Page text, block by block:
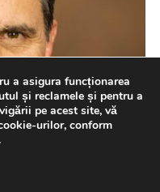
a asigura funcționarea
și reclamele și pentru a
pe acest site, vă
urilor, conform